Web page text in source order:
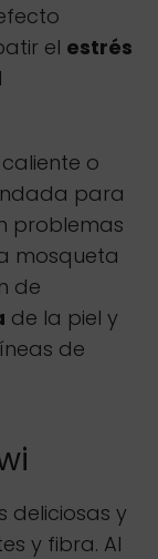
el estrés
o
para
problemas
mosqueta
de
de la piel y
de
deliciosas y
y fibra. Al